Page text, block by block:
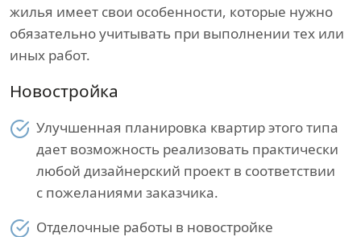
жилья имеет свои особенности, которые нужно
обязательно учитывать при выполнении тех или
иных работ.
Новостройка
Улучшенная планировка квартир этого типа
дает возможность реализовать практически
любой дизайнерский проект в соответствии
с пожеланиями заказчика.
Отделочные работы в новостройке